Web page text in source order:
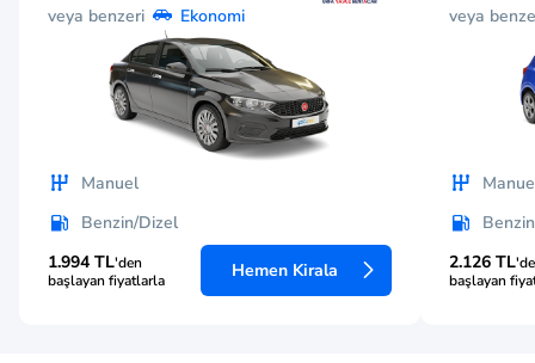
veya benzeri Ekonomi
Manuel
Benzin/Dizel
1.994 TL'den
başlayan fiyatlarla
Hemen Kirala
veya
Benzin
2.126 TL
başlayan